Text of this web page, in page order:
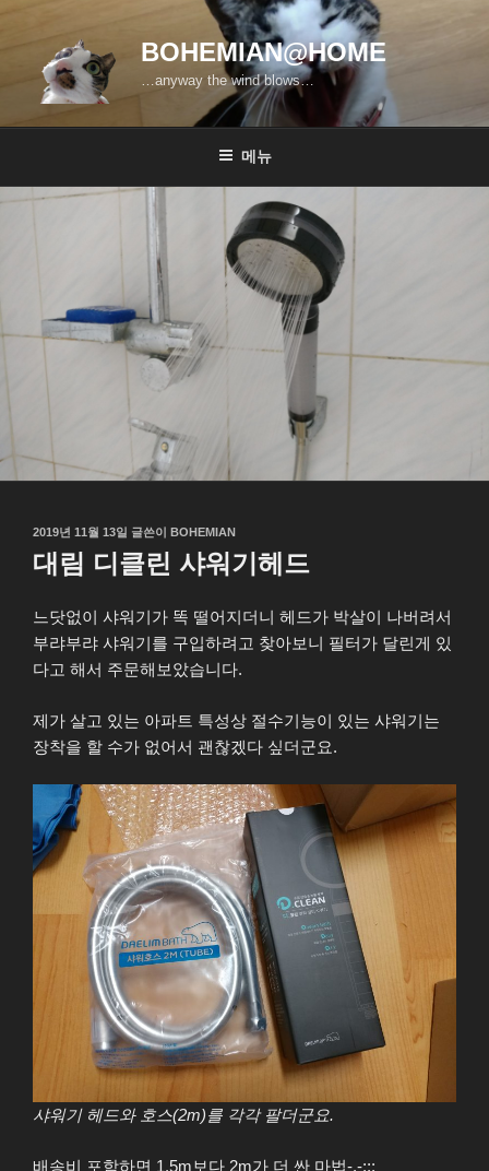
콘
BOHEMIAN@HOME
…anyway the wind blows…
메뉴
작
일
2019년 11월 13일 글쓴이 BOHEMIAN
대림 디클린 샤워기헤드
느닷없이 샤워기가 똑 떨어지더니 헤드가 박살이 나버려서
부랴부랴 샤워기를 구입하려고 찾아보니 필터가 달린게 있
다고 해서 주문해보았습니다.
제가 살고 있는 아파트 특성상 절수기능이 있는 샤워기는
장착을 할 수가 없어서 괜찮겠다 싶더군요.
샤워기 헤드와 호스(2m)를 각각 팔더군요.
배송비 포함하면 1.5m보다 2m가 더 싼 마법-.-;;;